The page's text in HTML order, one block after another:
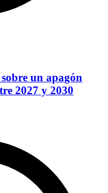
un apagón
2027 y 2030